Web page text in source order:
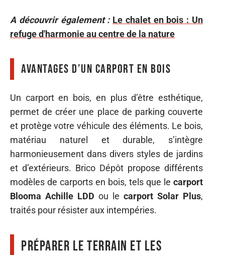
A découvrir également : Le chalet en bois : Un
refuge d'harmonie au centre de la nature
Avantages d’un carport en bois
Un carport en bois, en plus d’être esthétique,
permet de créer une place de parking couverte
et protège votre véhicule des éléments. Le bois,
matériau naturel et durable, s’intègre
harmonieusement dans divers styles de jardins
et d’extérieurs. Brico Dépôt propose différents
modèles de carports en bois, tels que le carport
Blooma Achille LDD ou le carport Solar Plus,
traités pour résister aux intempéries.
Préparer le terrain et les